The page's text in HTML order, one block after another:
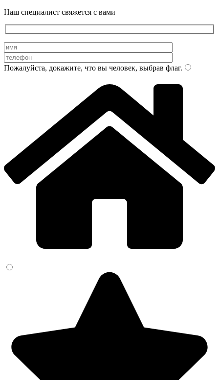
Наш специалист свяжется с вами
Пожалуйста, докажите, что вы человек, выбрав флаг.